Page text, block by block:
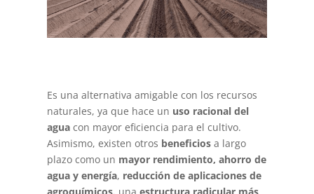
Es una alternativa amigable con los recursos
naturales, ya que hace un uso racional del
agua con mayor eficiencia para el cultivo.
Asimismo, existen otros beneficios a largo
plazo como un mayor rendimiento, ahorro de
agua y energía, reducción de aplicaciones de